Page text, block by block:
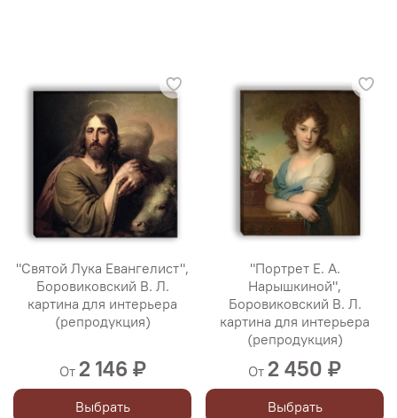
"Святой Лука Евангелист",
Боровиковский В. Л.
картина для интерьера
(репродукция)
От 2 146 ₽
Выбрать
"Портрет Е. А.
Нарышкиной",
Боровиковский В. Л.
картина для интерьера
(репродукция)
От 2 450 ₽
Выбрать